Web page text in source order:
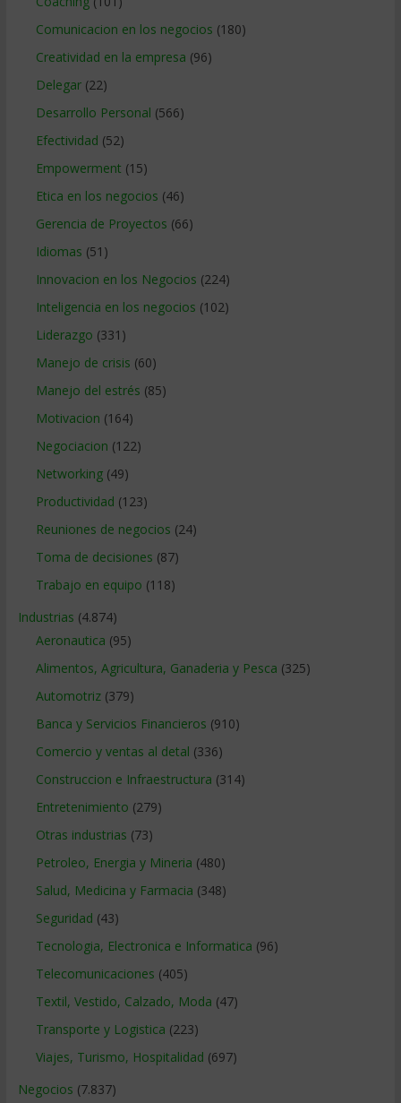
Comunicacion en los negocios (180)
Creatividad en la empresa (96)
Delegar(22)
Desarrollo Personal (566)
Efectividad (52)
Empowerment (15)
Etica en los negocios (46)
Gerencia de Proyectos (66)
Idiomas (51)
Innovacion en los Negocios (224)
Inteligencia en los negocios (102)
Liderazgo (331)
Manejo de crisis (60)
Manejo del estrés (85)
Motivacion (164)
Negociacion (122)
Networking(49)
Productividad (123)
Reuniones de negocios (24)
Toma de decisiones (87)
Trabajo en equipo (118)
Industrias (4.874)
Aeronautica (95)
Alimentos, Agricultura, Ganaderia y Pesca (325)
Automotriz(379)
Banca y Servicios Financieros (910)
Comercio y ventas al detal (336)
Construccion e Infraestructura (314)
Entretenimiento (279)
Otras industrias (73)
Petroleo, Energia y Mineria (480)
Salud, Medicina y Farmacia (348)
Seguridad (43)
Tecnologia, Electronica e Informatica (96)
Telecomunicaciones (405)
Textil, Vestido, Calzado, Moda (47)
Transporte y Logistica (223)
Viajes, Turismo, Hospitalidad (697)
Negocios (7.837)